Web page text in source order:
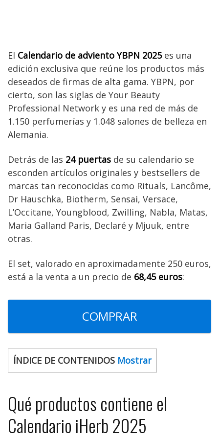
El Calendario de adviento YBPN 2025es una
edición exclusiva que reúne los productos más
deseados de firmas de alta gama. YBPN, por
cierto, son las siglas de Your Beauty
Professional Network y es una red de más de
1.150 perfumerías y 1.048 salones de belleza en
Alemania.
Detrás de las 24 puertas de su calendario se
esconden artículos originales y bestsellers de
marcas tan reconocidas como Rituals, Lancôme,
Dr Hauschka, Biotherm, Sensai, Versace,
L’Occitane, Youngblood, Zwilling, Nabla, Matas,
Maria Galland Paris, Declaré y Mjuuk, entre
otras.
El set, valorado en aproximadamente 250 euros,
está a la venta a un precio de 68,45 euros:
COMPRAR
ÍNDICE DE CONTENIDOS Mostrar
Qué productos contiene el
Calendario iHerb 2025